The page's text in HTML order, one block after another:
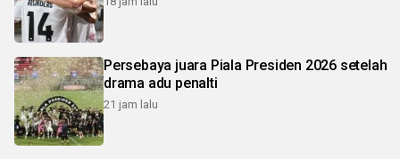
Persebaya juara Piala Presiden 2026 setelah
drama adu penalti
21 jam lalu